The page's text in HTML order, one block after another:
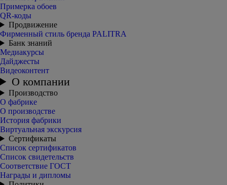
Примерка обоев
QR-коды
Продвижение
Фирменный стиль бренда PALITRA
Банк знаний
Медиакурсы
Дайджесты
Видеоконтент
О компании
Производство
О фабрике
О производстве
История фабрики
Виртуальная экскурсия
Сертификаты
Список сертификатов
Список свидетельств
Соответствие ГОСТ
Награды и дипломы